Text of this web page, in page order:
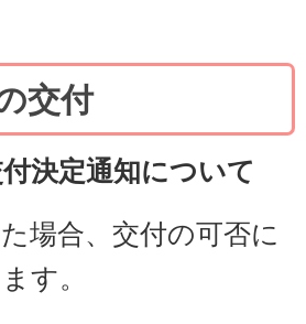
交付
決定通知について
場合、交付の可否に
す。